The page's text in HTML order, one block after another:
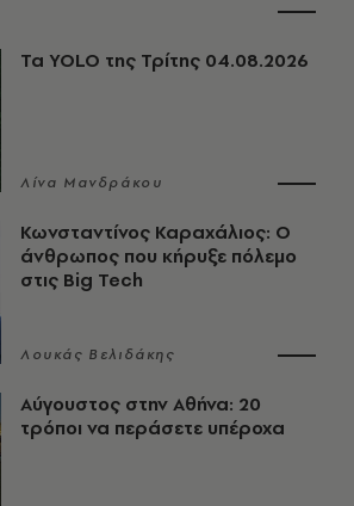
Τα YOLO της Τρίτης 04.08.2026
Λίνα Μανδράκου
Κωνσταντίνος Καραχάλιος: Ο
άνθρωπος που κήρυξε πόλεμο
στις Big Tech
Λουκάς Βελιδάκης
Αύγουστος στην Αθήνα: 20
τρόποι να περάσετε υπέροχα